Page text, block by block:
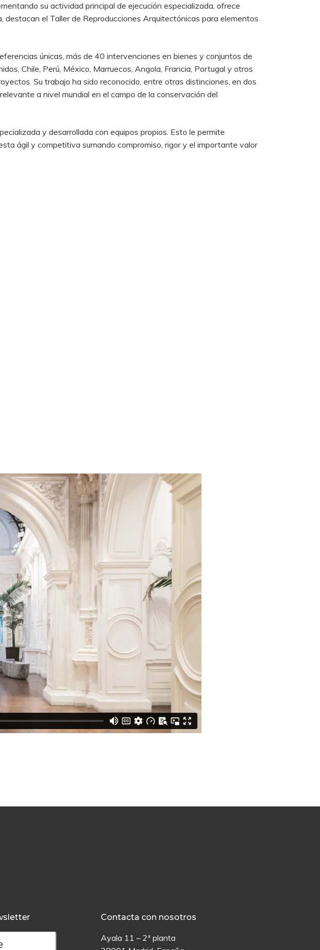
su actividad principal de ejecución especializada, ofrece
el Taller de Reproducciones Arquitectónicas para elementos
únicas, más de 40 intervenciones en bienes y conjuntos de
Chile, Perú, México, Marruecos, Angola, Francia, Portugal y otros
Su trabajo ha sido reconocido, entre otras distinciones, en dos
a nivel mundial en el campo de la conservación del
y desarrollada con equipos propios. Esto le permite
ágil y competitiva sumando compromiso, rigor y el importante valor
Contacta con nosotros
Ayala 11 – 2ª planta